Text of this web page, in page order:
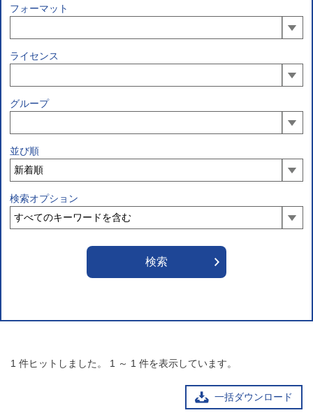
フォーマット
ライセンス
グループ
並び順
検索オプション
1 件ヒットしました。 1 ～ 1 件を表示しています。
一括ダウンロード